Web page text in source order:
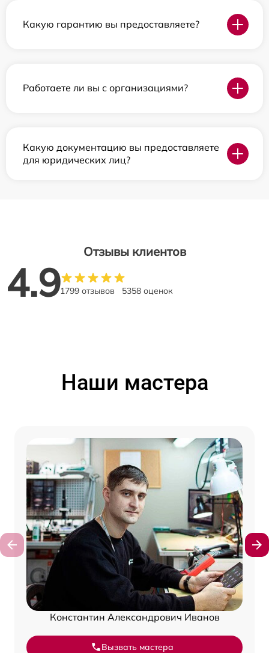
Какую гарантию вы предоставляете?
Работаете ли вы с организациями?
Какую документацию вы предоставляете
для юридических лиц?
Отзывы клиентов
4.91799 отзывов 5358 оценок
Наши мастера
Константин Александрович Иванов
Вызвать мастера